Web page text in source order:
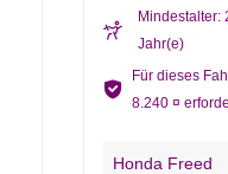
Mindestalter:
Jahr(e)
Für dieses
8.240 ¤
Honda Freed